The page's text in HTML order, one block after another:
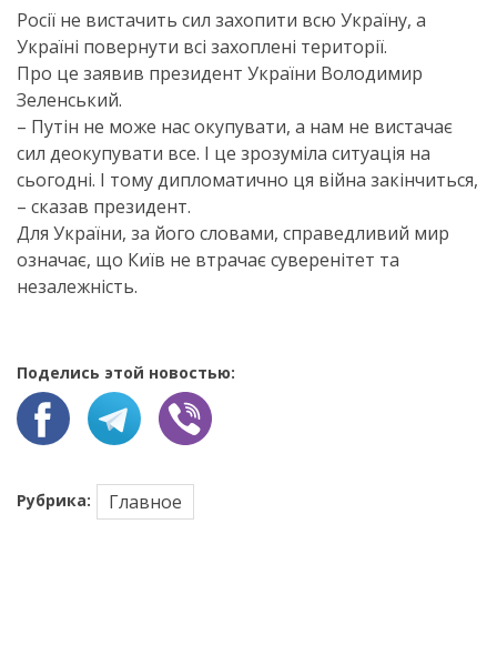
Росії не вистачить сил захопити всю Україну, а
Україні повернути всі захоплені території.
Про це заявив президент України Володимир
Зеленський.
– Путін не може нас окупувати, а нам не вистачає
сил деокупувати все. І це зрозуміла ситуація на
сьогодні. І тому дипломатично ця війна закінчиться,
– сказав президент.
Для України, за його словами, справедливий мир
означає, що Київ не втрачає суверенітет та
незалежність.
Поделись этой новостью:
Рубрика: Главное